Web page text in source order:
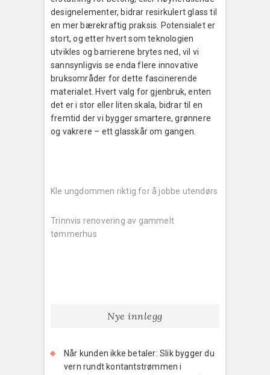
designelementer, bidrar resirkulert glass til
en mer bærekraftig praksis. Potensialet er
stort, og etter hvert som teknologien
utvikles og barrierene brytes ned, vil vi
sannsynligvis se enda flere innovative
bruksområder for dette fascinerende
materialet. Hvert valg for gjenbruk, enten
det er i stor eller liten skala, bidrar til en
fremtid der vi bygger smartere, grønnere
og vakrere – ett glasskår om gangen.
post:
Kle ungdommen riktig for å jobbe utendørs
post:
Trinnvis renovering av gammelt
tømmerhus
Nye innlegg
Når kunden ikke betaler: Slik bygger du
vern rundt kontantstrømmen i